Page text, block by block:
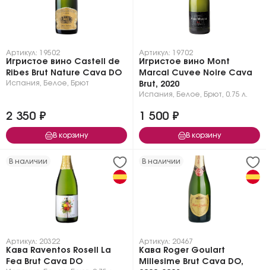
Артикул: 19502
Игристое вино Castell de
Ribes Brut Nature Cava DO
Испания Белое Брют
2 350 ₽
В корзину
Артикул: 19702
Игристое вино Mont
Marcal Cuvee Noire Cava
Brut, 2020
Испания Белое Брют 0.75 л.
1 500 ₽
В корзину
В наличии
Артикул: 20322
Кава Raventos Rosell La
Fea Brut Cava DO
В наличии
Артикул: 20467
Кава Roger Goulart
Millesime Brut Cava DO,